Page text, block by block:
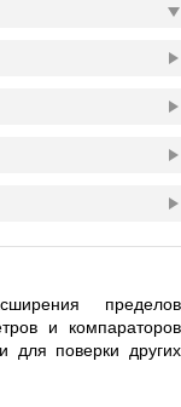
пределов
и компараторов
для поверки других